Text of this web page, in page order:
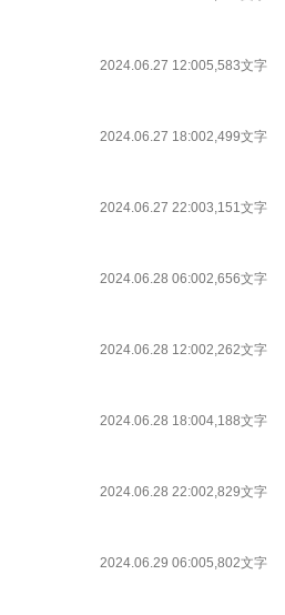
2024.06.27 12:005,583文字
2024.06.27 18:002,499文字
2024.06.27 22:003,151文字
2024.06.28 06:002,656文字
2024.06.28 12:002,262文字
2024.06.28 18:004,188文字
2024.06.28 22:002,829文字
2024.06.29 06:005,802文字